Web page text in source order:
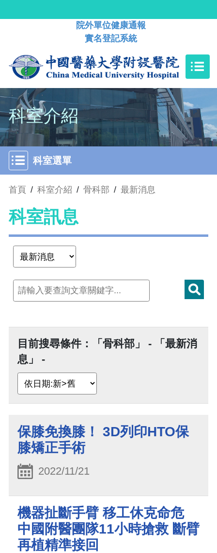
院外單位健康通報
實名登記系統
科室介紹
科室選單
首頁 / 科室介紹 / 骨科部 / 最新消息
科室訊息
目前搜尋條件：「骨科部」 - 「最新消
息」 -
保膝免換膝！ 3D列印HTO保
膝矯正手術
2022/11/21
機器扯斷手臂 移工休克命危
中國附醫團隊11小時搶救 斷臂
再植精準接回